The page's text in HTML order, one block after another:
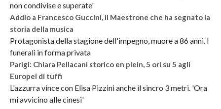
non condivise e superate'
Addio a Francesco Guccini, il Maestrone che ha segnato la
storia della musica
Protagonista della stagione dell'impegno, muore a 86 anni. I
funerali in forma privata
Parigi: Chiara Pellacani storico en plein, 5 ori su 5 agli
Europei di tuffi
L'azzurra vince con Elisa Pizzini anche il sincro 3 metri. 'Ora
mi avvicino alle cinesi'